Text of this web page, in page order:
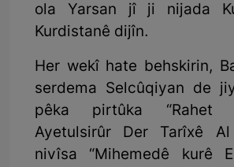
ola Yarsan jî ji nijada
Kurdistanê dijîn.
Her wekî hate behskirin,
serdema Selcûqiyan de
pêka pirtûka “Rahet
Ayetulsirûr Der Tarîxê
nivîsa “Mihemedê kurê